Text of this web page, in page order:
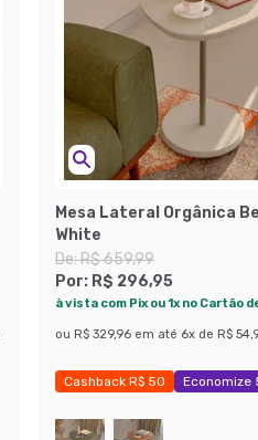
Mesa Lateral Orgânica
White
De:R$ 659,99
Por: R$ 296,95
à vista com Pix ou 1x no Cartão
ou R$ 329,96 em até 6x de R$
Cashback R$ 50 Economize